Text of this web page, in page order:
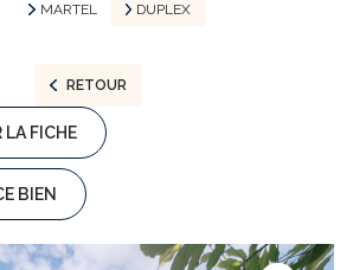
MARTEL DUPLEX
RETOUR
LA FICHE
BIEN